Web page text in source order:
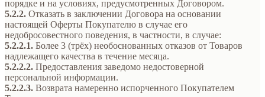
порядке и на условиях, предусмотренных Договором.
5.2.2. Отказать в заключении Договора на основании
настоящей Оферты Покупателю в случае его
недобросовестного поведения, в частности, в случае:
5.2.2.1. Более 3 (трёх) необоснованных отказов от Товаров
надлежащего качества в течение месяца.
5.2.2.2. Предоставления заведомо недостоверной
персональной информации.
5.2.2.3. Возврата намеренно испорченного Покупателем